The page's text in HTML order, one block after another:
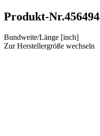
Produkt-Nr.456494
Bundweite/Länge [inch]
Zur Herstellergröße wechseln